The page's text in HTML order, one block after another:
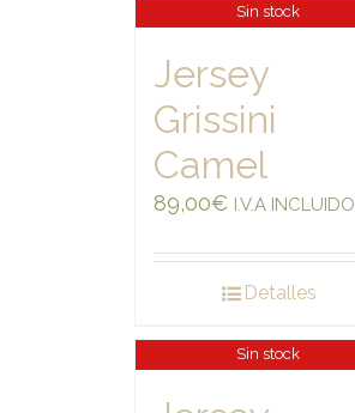
Sin stock
Jersey
Grissini
Camel
89,00€ I.V.A INCLUIDO
Detalles
Sin stock